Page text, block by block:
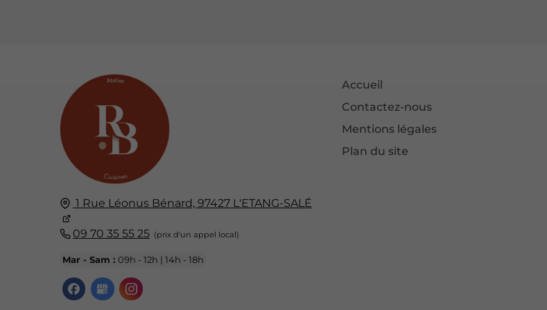
1 Rue Léonus Bénard, 97427 L'ETANG-SALÉ
09 70 35 55 25
Mar - Sam : 09h - 12h | 14h - 18h
Accueil
Contactez-nous
Mentions légales
Plan du site